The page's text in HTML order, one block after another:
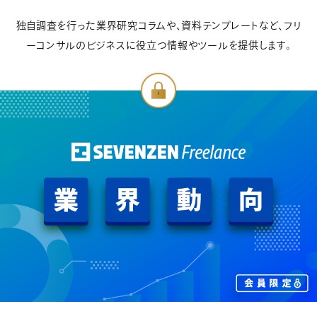
独自調査を行った業界研究コラムや、資料テンプレートなど、フリ
ーコンサルのビジネスに役立つ情報やツールを提供します。